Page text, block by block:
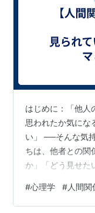
はじめに：「他人
思われたか気にな
い」 ──そんな気
ちは、他者との関
か」「どう見せた
理的プロセスにつ
マ：自分をどう“
#心理学 #人間関